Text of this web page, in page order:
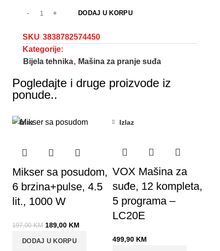
DODAJ U KORPU
SKU 3838782574450
Kategorije:
Bijela tehnika, Mašina za pranje suđa
Pogledajte i druge proizvode iz
ponude..
Izlaz
Mikser sa posudom,
6 brzina+pulse, 4.5
lit., 1000 W
197,00KM 189,00 KM
DODAJ U KORPU
Izlaz
VOX Mašina za
suđe, 12 kompleta,
5 programa –
LC20E
499,90 KM